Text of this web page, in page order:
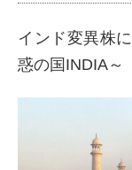
インド変異株
惑の国INDIA～